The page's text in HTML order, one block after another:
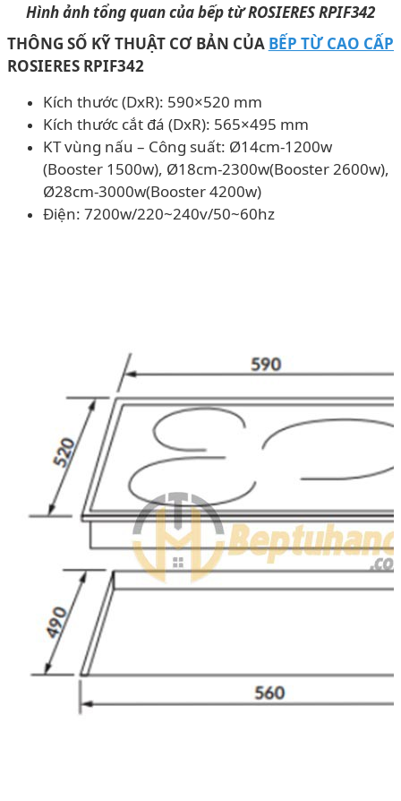
Hình ảnh tổng quan của bếp từ ROSIERES RPIF342
THÔNG SỐ KỸ THUẬT CƠ BẢN CỦA BẾP TỪ CAO CẤP
ROSIERES RPIF342
Kích thước (DxR): 590×520 mm
Kích thước cắt đá (DxR): 565×495 mm
KT vùng nấu – Công suất: Ø14cm-1200w
(Booster 1500w), Ø18cm-2300w(Booster 2600w),
Ø28cm-3000w(Booster 4200w)
Điện: 7200w/220~240v/50~60hz